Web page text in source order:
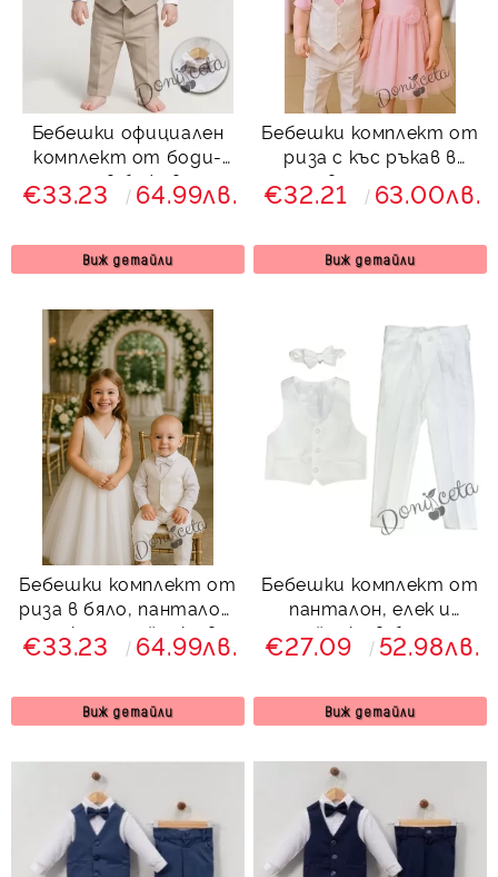
Бебешки официален
комплект от боди-
риза в бежово,
панталон, елек и
колекция Бежина
€33.23 64.99лв.
Виж детайли
Бебешки комплект от
риза с къс ръкав в
розово, панталон,
елек и папийонка в
Розовина
€32.21 63.00лв.
Виж детайли
Бебешки комплект от
риза в бяло, панталон,
елек и папийонка в
бяло от колекция
€33.23 64.99лв.
Виж детайли
Бебешки комплект от
панталон, елек и
папийонка в бяло от
колекция Снежина
€27.09 52.98лв.
Виж детайли